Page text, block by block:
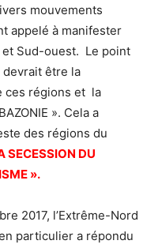
mouvements
appelé à manifester
Sud-ouest. Le point
être la
ces régions et la
». Cela a
des régions du
SECESSION DU
».
2017, l’Extrême-Nord
particulier a répondu